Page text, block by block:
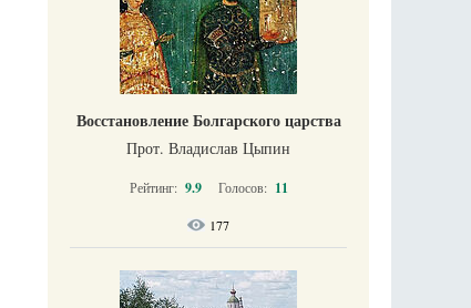
Восстановление Болгарского царства
Прот. Владислав Цыпин
Рейтинг: 9.9 Голосов: 11
177